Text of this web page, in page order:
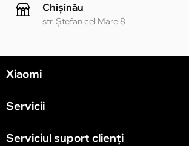
Chișinău
str. Ștefan cel Mare 8
Xiaomi
Servicii
Serviciul suport clienţi